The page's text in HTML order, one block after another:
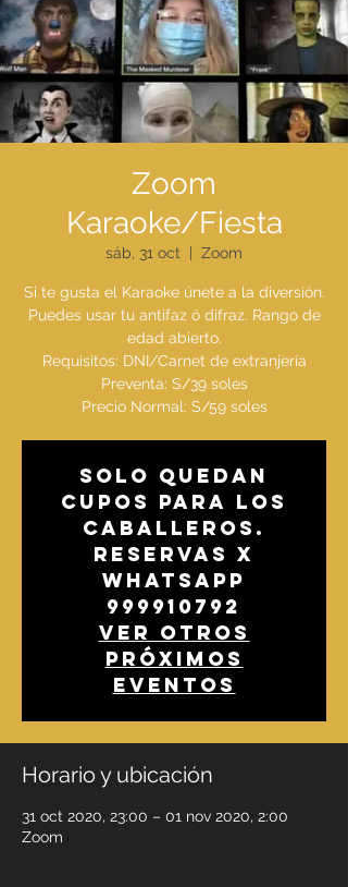
Zoom
Karaoke/Fiesta
sáb, 31 oct Zoom
Si te gusta el Karaoke únete a la diversión.
Puedes usar tu antifaz ó difraz. Rango de
edad abierto.
Requisitos: DNI/Carnet de extranjería
Preventa: S/39 soles
Precio Normal: S/59 soles
Solo quedan
cupos para los
caballeros.
Reservas x
whatsapp
999910792
Ver otros
próximos
eventos
Horario y ubicación
31 oct 2020, 23:00 – 01 nov 2020, 2:00
Zoom